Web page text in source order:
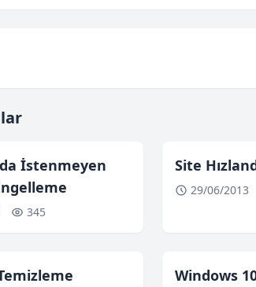
İstenmeyen
345
Site
29/06/2013
Windows